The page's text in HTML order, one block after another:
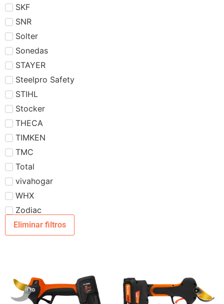
SKF
SNR
Solter
Sonedas
STAYER
Steelpro Safety
STIHL
Stocker
THECA
TIMKEN
TMC
Total
vivahogar
WHX
Zodiac
Eliminar filtros